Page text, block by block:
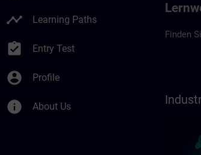
timeline Learning Paths
assignment_turned_in Entry Test
account_circle Profile
info About Us
Finden